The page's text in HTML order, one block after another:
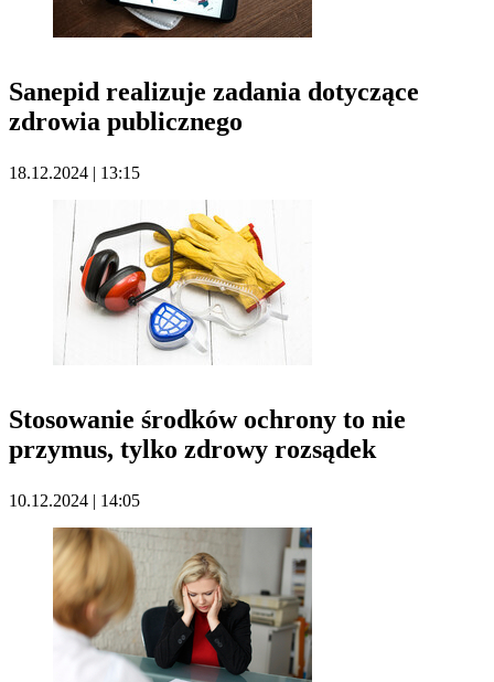
Sanepid realizuje zadania dotyczące
zdrowia publicznego
18.12.2024 | 13:15
Stosowanie środków ochrony to nie
przymus, tylko zdrowy rozsądek
10.12.2024 | 14:05